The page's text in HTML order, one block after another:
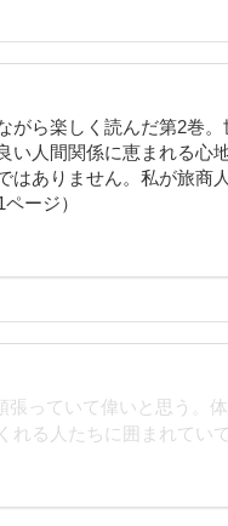
がら楽しく読んだ第2巻
い人間関係に恵まれる心
ありません。私が旅商
ージ）
っていて偉いと思う。
る人たちに囲まれてい